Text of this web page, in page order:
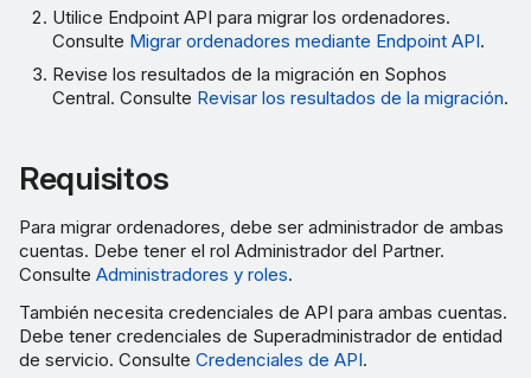
Utilice Endpoint API para migrar los ordenadores.
Consulte Migrar ordenadores mediante Endpoint API.
Revise los resultados de la migración en Sophos
Central. Consulte Revisar los resultados de la migración.
Requisitos
Para migrar ordenadores, debe ser administrador de ambas
cuentas. Debe tener el rol Administrador del Partner.
Consulte Administradores y roles.
También necesita credenciales de API para ambas cuentas.
Debe tener credenciales de Superadministrador de entidad
de servicio. Consulte Credenciales de API.